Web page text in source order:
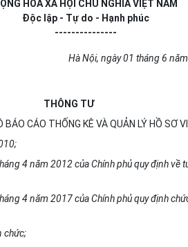
HÒA XÃ HỘI CHỦ NGHĨA VIỆT NAM
Độc lập - Tự do - Hạnh phúc
---------------
Hà Nội, ngày 01 tháng 6
THÔNG TƯ
CÁO THỐNG KÊ VÀ QUẢN LÝ HỒ SƠ
4 năm 2012 của Chính phủ quy định về
4 năm 2017 của Chính phủ quy định
chức;